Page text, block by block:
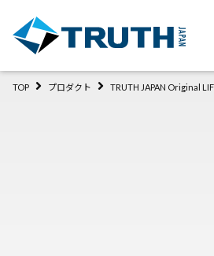
TOP プロダクト TRUTH JAPAN Original